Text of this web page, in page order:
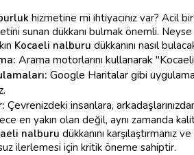
hizmetine mi ihtiyacınız var? Acil
sunan dükkanı bulmak önemli. Neyse
Kocaeli nalburu dükkanını nasıl
Arama motorlarını kullanarak
Google Haritalar gibi
Çevrenizdeki insanlara,
en yakın olan değil, aynı zamanda
nalburu dükkanını
ilerlemesi için kritik öneme sahiptir.